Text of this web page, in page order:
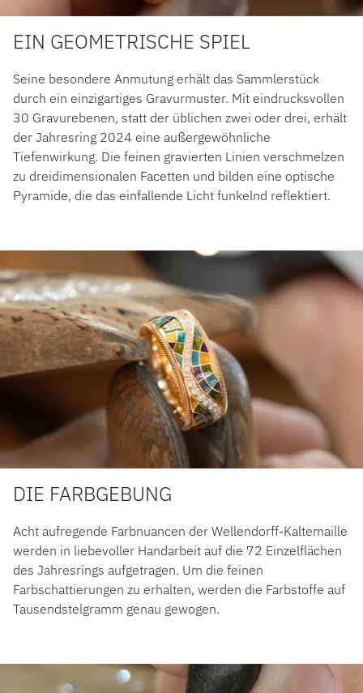
EIN GEOMETRISCHE SPIEL
Seine besondere Anmutung erhält das Sammlerstück
durch ein einzigartiges Gravurmuster. Mit eindrucksvollen
30 Gravurebenen, statt der üblichen zwei oder drei, erhält
der Jahresring 2024 eine außergewöhnliche
Tiefenwirkung. Die feinen gravierten Linien verschmelzen
zu dreidimensionalen Facetten und bilden eine optische
Pyramide, die das einfallende Licht funkelnd reflektiert.
DIE FARBGEBUNG
Acht aufregende Farbnuancen der Wellendorff-Kaltemaille
werden in liebevoller Handarbeit auf die 72 Einzelflächen
des Jahresrings aufgetragen. Um die feinen
Farbschattierungen zu erhalten, werden die Farbstoffe auf
Tausendstelgramm genau gewogen.